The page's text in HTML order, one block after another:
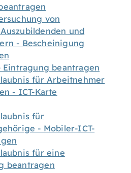
von
und
- Bescheinigung
beantragen
für Arbeitnehmer
- ICT-Karte
für
- Mobiler-ICT-
für eine
beantragen